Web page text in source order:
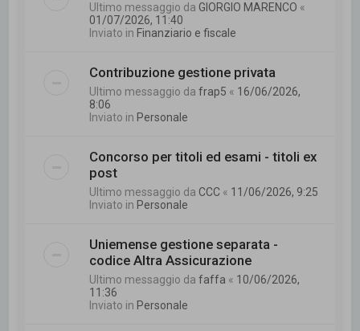
Ultimo messaggio da GIORGIO MARENCO «
01/07/2026, 11:40
Inviato in Finanziario e fiscale
Contribuzione gestione privata
Ultimo messaggio dafrap5 « 16/06/2026,
8:06
Inviato in Personale
Concorso per titoli ed esami - titoli ex
post
Ultimo messaggio da CCC « 11/06/2026, 9:25
Inviato in Personale
Uniemense gestione separata -
codice Altra Assicurazione
Ultimo messaggio dafaffa « 10/06/2026,
11:36
Inviato in Personale